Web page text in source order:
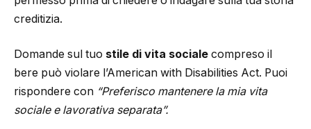
creditizia.
Domande sul tuo stile di vita sociale compreso il
bere può violare l’American with Disabilities Act. Puoi
rispondere con “Preferisco mantenere la mia vita
sociale e lavorativa separata”.